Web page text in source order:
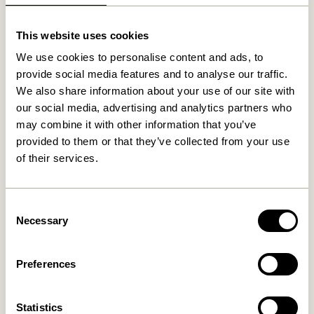
This website uses cookies
We use cookies to personalise content and ads, to
provide social media features and to analyse our traffic.
We also share information about your use of our site with
our social media, advertising and analytics partners who
may combine it with other information that you’ve
provided to them or that they’ve collected from your use
of their services.
Selection
Necessary
Preferences
Statistics
Relaterede varer
Crayon Rullebord Natur
Tilføj til kurv